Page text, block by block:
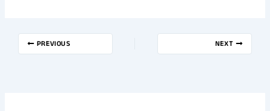
PREVIOUS NEXT